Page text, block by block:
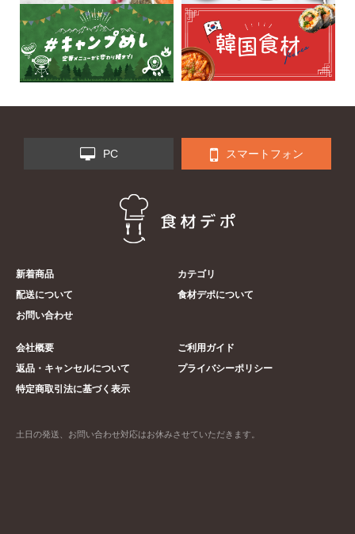
PC スマートフォン
新着商品
カテゴリ
配送について
食材デポについて
お問い合わせ
会社概要
ご利用ガイド
返品・キャンセルについて
プライバシーポリシー
特定商取引法に基づく表示
土日の発送、お問い合わせ対応はお休みさせていただきます。